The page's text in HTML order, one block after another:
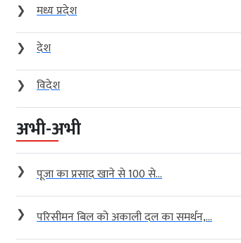
❯
मध्य प्रदेश
❯
देश
❯
विदेश
अभी-अभी
❯ पूजा का प्रसाद खाने से 100 से...
❯ परिसीमन बिल को अकाली दल का समर्थन,...